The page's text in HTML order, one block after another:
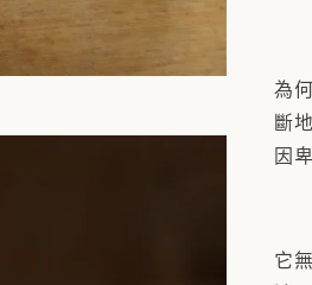
為
斷
因
它